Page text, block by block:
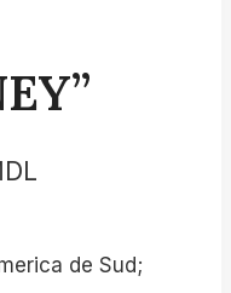
prețuri:
de Sud;